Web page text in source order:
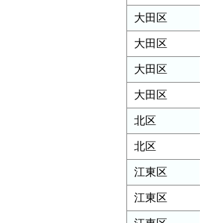
大田区
大田区
大田区
大田区
北区
北区
江東区
江東区